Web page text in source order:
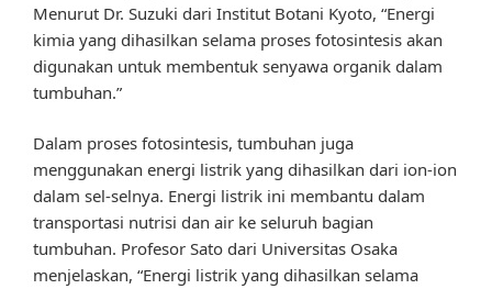
Menurut Dr. Suzuki dari Institut Botani Kyoto, “Energi
kimia yang dihasilkan selama proses fotosintesis akan
digunakan untuk membentuk senyawa organik dalam
tumbuhan.”
Dalam proses fotosintesis, tumbuhan juga
menggunakan energi listrik yang dihasilkan dari ion-ion
dalam sel-selnya. Energi listrik ini membantu dalam
transportasi nutrisi dan air ke seluruh bagian
tumbuhan. Profesor Sato dari Universitas Osaka
menjelaskan, “Energi listrik yang dihasilkan selama